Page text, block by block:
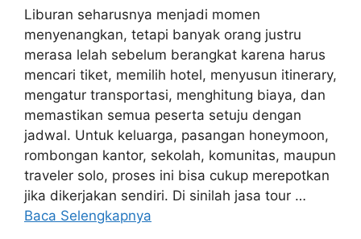
Liburan seharusnya menjadi momen
menyenangkan, tetapi banyak orang justru
merasa lelah sebelum berangkat karena harus
mencari tiket, memilih hotel, menyusun itinerary,
mengatur transportasi, menghitung biaya, dan
memastikan semua peserta setuju dengan
jadwal. Untuk keluarga, pasangan honeymoon,
rombongan kantor, sekolah, komunitas, maupun
traveler solo, proses ini bisa cukup merepotkan
jika dikerjakan sendiri. Di sinilah jasa tour …
Baca Selengkapnya